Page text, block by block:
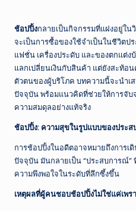
า
ร
ณ์
ไ
ท
ย
ป
ระ
ช้อปปิ้งกลายเป็นกิจกรรมที่แฝงอยู่ใ
จะเป็นการซื้อของใช้จำเป็นในชีวิตป
แฟชั่น เครื่องประดับ และของตกแต่ง
แลกเปลี่ยนเงินกับสินค้า แต่ยังสะท้อ
ตัวตนของผู้บริโภค บทความนี้จะนำเ
ปัจจุบัน พร้อมแนวคิดที่ช่วยให้การจับ
ความสมดุลอย่างแท้จริง
ช้อปปิ้ง: ความสุขในรูปแบบของประ
การช้อปปิ้งในอดีตอาจหมายถึงการเ
ปัจจุบัน มันกลายเป็น “ประสบการณ์”
ความพึงพอใจในระดับที่ลึกซึ้งขึ้น
เหตุผลที่ผู้คนชอบช้อปปิ้งไม่ใช่แค่เพรา